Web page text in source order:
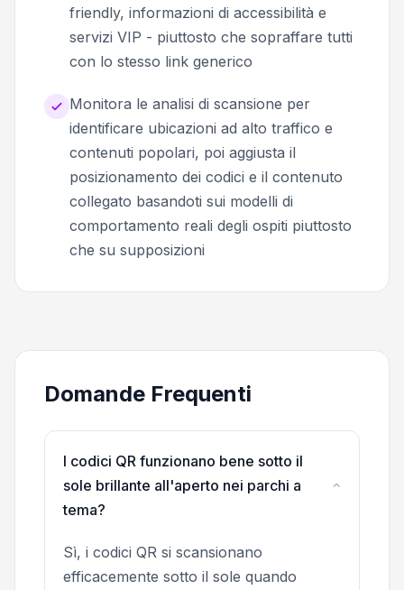
friendly, informazioni di accessibilità e
servizi VIP - piuttosto che sopraffare tutti
con lo stesso link generico
Monitora le analisi di scansione per
identificare ubicazioni ad alto traffico e
contenuti popolari, poi aggiusta il
posizionamento dei codici e il contenuto
collegato basandoti sui modelli di
comportamento reali degli ospiti piuttosto
che su supposizioni
Domande Frequenti
I codici QR funzionano bene sotto il
sole brillante all'aperto nei parchi a
tema?
Sì, i codici QR si scansionano
efficacemente sotto il sole quando